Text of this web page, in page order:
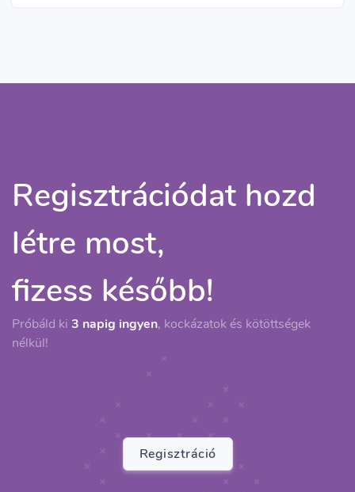
Regisztrációdat hozd
létre most,
fizess később!
Próbáld ki 3 napig ingyen, kockázatok és kötöttségek
nélkül!
Regisztráció